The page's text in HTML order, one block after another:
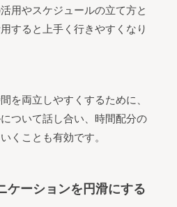
用やスケジュールの立て方と
すると上手く行きやすくなり
を両立しやすくするために、
ついて話し合い、時間配分の
くことも有効です。
ケーションを円滑にする